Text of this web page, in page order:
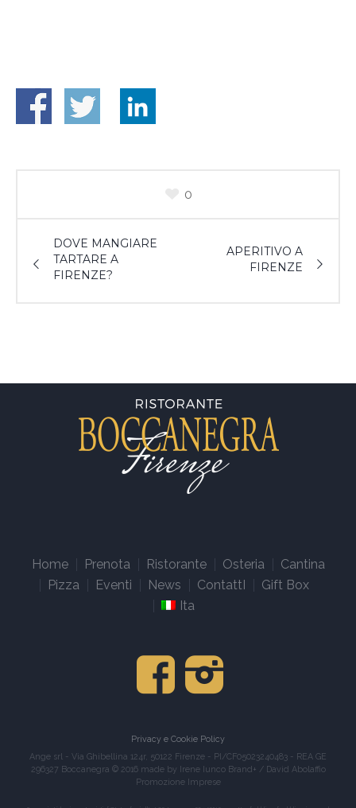
0
DOVE MANGIARE
TARTARE A
FIRENZE?
APERITIVO A
FIRENZE
Home Prenota Ristorante Osteria
Cantina
Pizza
Eventi News ContattI
Gift Box
Ita
Privacy e Cookie Policy
Ange srl - Via Ghibellina 124r, 50122 Firenze - PI/CF05023240483 - REA GE
296327 Boccanegra © 2016 made by Irene Iunco Brand+ / David Abolaffio
Promozione Imprese